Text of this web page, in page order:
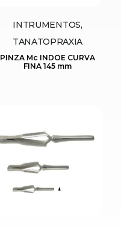
INTRUMENTOS,
TANATOPRAXIA
PINZA Mc INDOE CURVA
FINA 145 mm